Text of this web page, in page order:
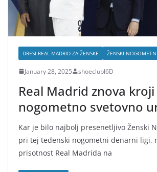
DRESI REAL MADRID ZA ŽENSKE ŽENSKI
January 28, 2025 shoeclubl6D
Real Madrid znova
nogometno svetovno
Kar je bilo najbolj presenetljivo Ženski
pri tej tedenski nogometni denarni ligi,
prisotnost Real Madrida na